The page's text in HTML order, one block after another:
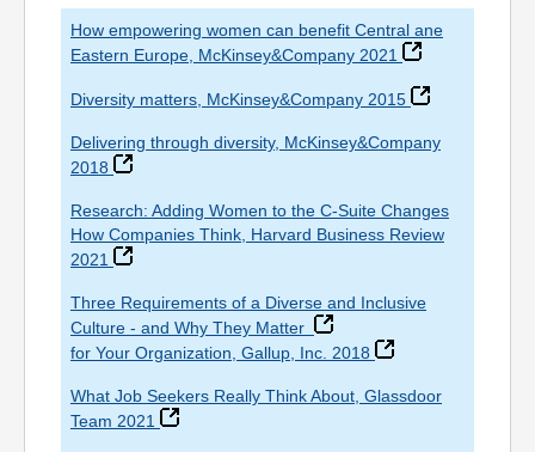
How empowering women can benefit Central ane
Eastern Europe, McKinsey&Company 2021
Diversity matters, McKinsey&Company 2015
Delivering through diversity, McKinsey&Company
2018
Research: Adding Women to the C-Suite Changes
How Companies Think, Harvard Business Review
2021
Three Requirements of a Diverse and Inclusive
Culture - and Why They Matter
for Your Organization, Gallup, Inc. 2018
What Job Seekers Really Think About, Glassdoor
Team 2021